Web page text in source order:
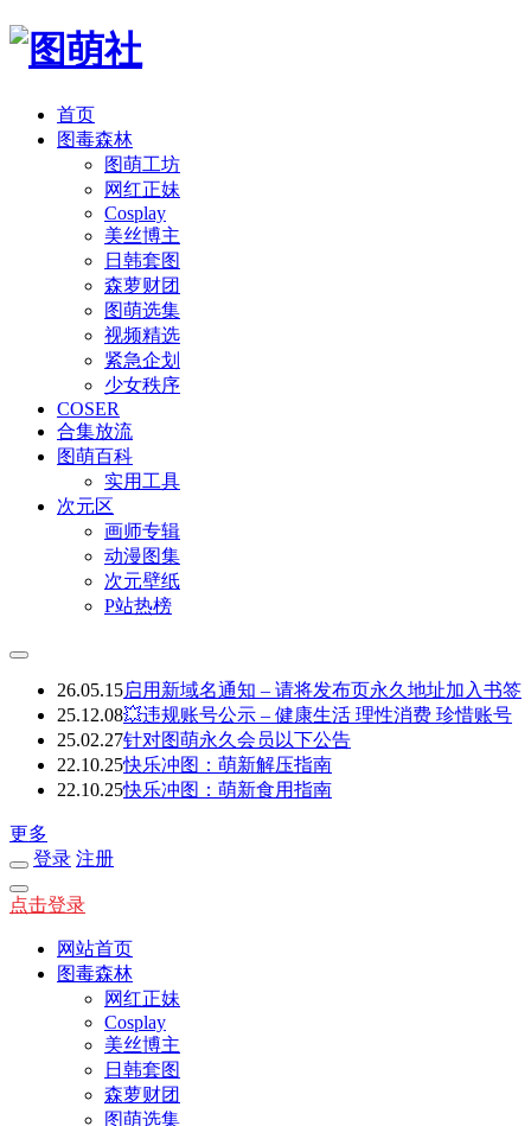
首页
图毒森林
图萌工坊
网红正妹
Cosplay
美丝博主
日韩套图
森萝财团
图萌选集
视频精选
紧急企划
少女秩序
COSER
合集放流
图萌百科
实用工具
次元区
画师专辑
动漫图集
次元壁纸
P站热榜
26.05.15启用新域名通知 – 请将发布页永久地址加入书签
25.12.08💥违规账号公示 – 健康生活 理性消费 珍惜账号
25.02.27针对图萌永久会员以下公告
22.10.25快乐冲图：萌新解压指南
22.10.25快乐冲图：萌新食用指南
更多
登录 注册
点击登录
网站首页
图毒森林
网红正妹
Cosplay
美丝博主
日韩套图
森萝财团
图萌选集